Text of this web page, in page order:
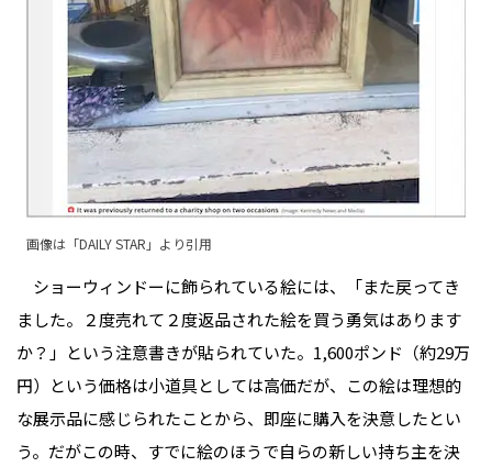
画像は「DAILY STAR 」より引用
ショーウィンドーに飾られている絵には、「また戻ってき
ました。２度売れて２度返品された絵を買う勇気はあります
か？」という注意書きが貼られていた。1,600ポンド（約29万
円）という価格は小道具としては高価だが、この絵は理想的
な展示品に感じられたことから、即座に購入を決意したとい
う。だがこの時、すでに絵のほうで自らの新しい持ち主を決